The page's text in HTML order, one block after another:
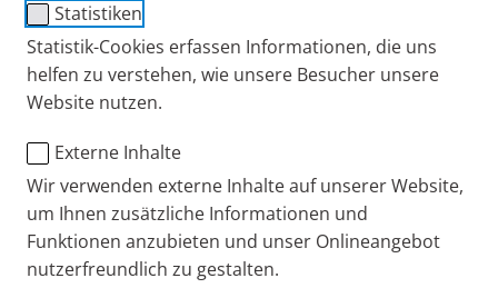
Statistiken
Statistik-Cookies erfassen Informationen, die uns
helfen zu verstehen, wie unsere Besucher unsere
Website nutzen.
Externe Inhalte
Wir verwenden externe Inhalte auf unserer Website,
um Ihnen zusätzliche Informationen und
Funktionen anzubieten und unser Onlineangebot
nutzerfreundlich zu gestalten.
Eine verstopfte Nase und Schnupfen sind
unangenehm – egal ob die Ursache dafür eine
Erkältung, Sinusitis oder aber Allergien sind. Hier
finden Sie einige Tipps, wie Sie die verstopfte Nase
wieder frei bekommen.
Auslöser von verstopfter Nase